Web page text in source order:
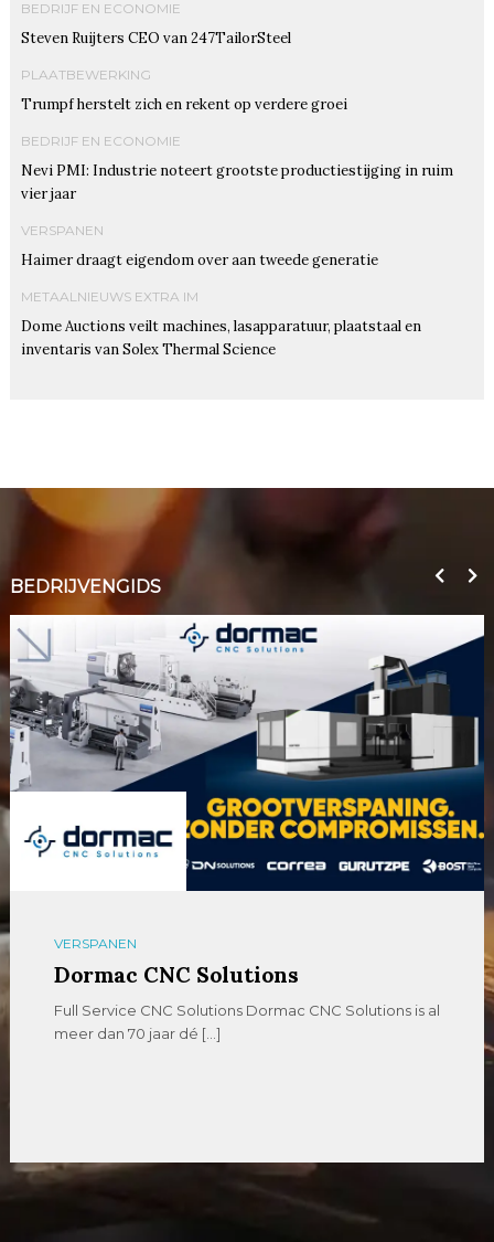
BEDRIJF EN ECONOMIE
Steven Ruijters CEO van 247TailorSteel
PLAATBEWERKING
Trumpf herstelt zich en rekent op verdere groei
BEDRIJF EN ECONOMIE
Nevi PMI: Industrie noteert grootste productiestijging in ruim
vier jaar
VERSPANEN
Haimer draagt eigendom over aan tweede generatie
METAALNIEUWS EXTRA IM
Dome Auctions veilt machines, lasapparatuur, plaatstaal en
inventaris van Solex Thermal Science
BEDRIJVENGIDS
VERSPANEN
Dormac CNC Solutions
Full Service CNC Solutions Dormac CNC Solutions is al
meer dan 70 jaar dé […]